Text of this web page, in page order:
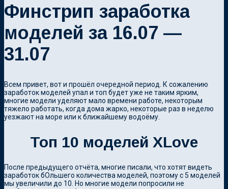
Финстрип заработка
моделей за 16.07 —
31.07
Всем привет, вот и прошёл очередной период. К сожалению
заработок моделей упал и топ будет уже не таким ярким,
многие модели уделяют мало времени работе, некоторым
тяжело работать, когда дома жарко, некоторые раз в неделю
уезжают на море или к ближайшему водоёму.
Топ 10 моделей XLove
После предыдущего отчёта, многие писали, что хотят видеть
заработок бОльшего количества моделей, поэтому с 5 моделей
мы увеличили до 10. Но многие модели попросили не